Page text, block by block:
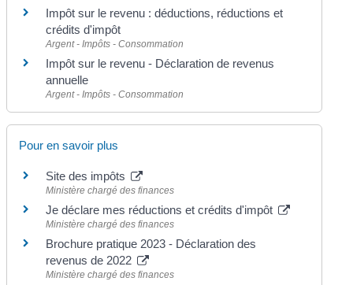
Impôt sur le revenu : déductions, réductions et
crédits d'impôt
Argent - Impôts - Consommation
Impôt sur le revenu - Déclaration de revenus
annuelle
Argent - Impôts - Consommation
Pour en savoir plus
Site des impôts
Ministère chargé des finances
Je déclare mes réductions et crédits d'impôt
Ministère chargé des finances
Brochure pratique 2023 - Déclaration des
revenus de 2022
Ministère chargé des finances